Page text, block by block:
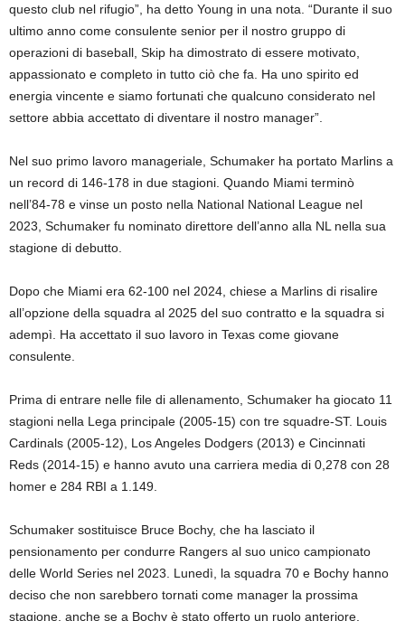
questo club nel rifugio”, ha detto Young in una nota. “Durante il suo
ultimo anno come consulente senior per il nostro gruppo di
operazioni di baseball, Skip ha dimostrato di essere motivato,
appassionato e completo in tutto ciò che fa. Ha uno spirito ed
energia vincente e siamo fortunati che qualcuno considerato nel
settore abbia accettato di diventare il nostro manager”.
Nel suo primo lavoro manageriale, Schumaker ha portato Marlins a
un record di 146-178 in due stagioni. Quando Miami terminò
nell’84-78 e vinse un posto nella National National League nel
2023, Schumaker fu nominato direttore dell’anno alla NL nella sua
stagione di debutto.
Dopo che Miami era 62-100 nel 2024, chiese a Marlins di risalire
all’opzione della squadra al 2025 del suo contratto e la squadra si
adempì. Ha accettato il suo lavoro in Texas come giovane
consulente.
Prima di entrare nelle file di allenamento, Schumaker ha giocato 11
stagioni nella Lega principale (2005-15) con tre squadre-ST. Louis
Cardinals (2005-12), Los Angeles Dodgers (2013) e Cincinnati
Reds (2014-15) e hanno avuto una carriera media di 0,278 con 28
homer e 284 RBI a 1.149.
Schumaker sostituisce Bruce Bochy, che ha lasciato il
pensionamento per condurre Rangers al suo unico campionato
delle World Series nel 2023. Lunedì, la squadra 70 e Bochy hanno
deciso che non sarebbero tornati come manager la prossima
stagione, anche se a Bochy è stato offerto un ruolo anteriore.